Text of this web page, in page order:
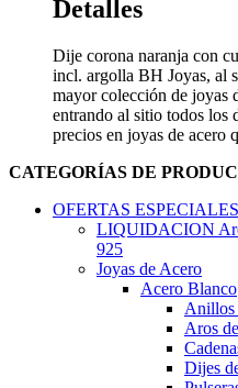
Detalles
Dije corona naranja con
incl. argolla BH Joyas, al
mayor colección de joyas
entrando al sitio todos los
precios en joyas de acero
CATEGORÍAS DE
OFERTAS ESPECIALES
LIQUIDACION
925
Joyas de Acero
Acero Blanco
Anillos
Aros
Dijes